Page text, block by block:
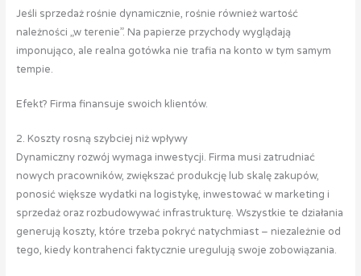
Jeśli sprzedaż rośnie dynamicznie, rośnie również wartość
należności „w terenie”. Na papierze przychody wyglądają
imponująco, ale realna gotówka nie trafia na konto w tym samym
tempie.
Efekt? Firma finansuje swoich klientów.
2. Koszty rosną szybciej niż wpływy
Dynamiczny rozwój wymaga inwestycji. Firma musi zatrudniać
nowych pracowników, zwiększać produkcję lub skalę zakupów,
ponosić większe wydatki na logistykę, inwestować w marketing i
sprzedaż oraz rozbudowywać infrastrukturę. Wszystkie te działania
generują koszty, które trzeba pokryć natychmiast – niezależnie od
tego, kiedy kontrahenci faktycznie uregulują swoje zobowiązania.